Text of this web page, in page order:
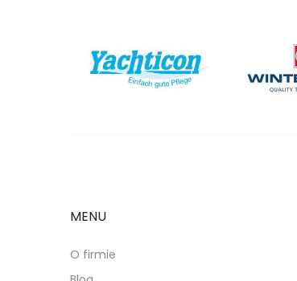
MENU
O firmie